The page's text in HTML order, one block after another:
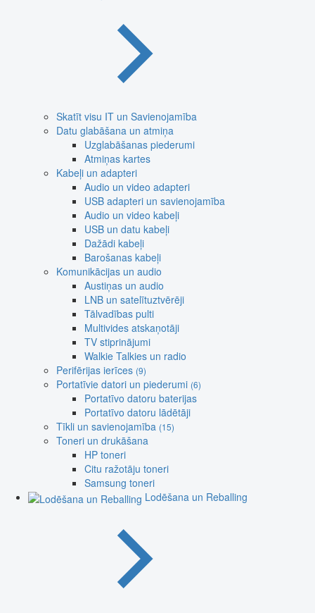
Skatīt visu IT un Savienojamība
Datu glabāšana un atmiņa
Uzglabāšanas piederumi
Atmiņas kartes
Kabeļi un adapteri
Audio un video adapteri
USB adapteri un savienojamība
Audio un video kabeļi
USB un datu kabeļi
Dažādi kabeļi
Barošanas kabeļi
Komunikācijas un audio
Austiņas un audio
LNB un satelītuztvērēji
Tālvadības pulti
Multivides atskaņotāji
TV stiprinājumi
Walkie Talkies un radio
Perifērijas ierīces (9)
Portatīvie datori un piederumi (6)
Portatīvo datoru baterijas
Portatīvo datoru lādētāji
Tīkli un savienojamība (15)
Toneri un drukāšana
HP toneri
Citu ražotāju toneri
Samsung toneri
Lodēšana un Reballing